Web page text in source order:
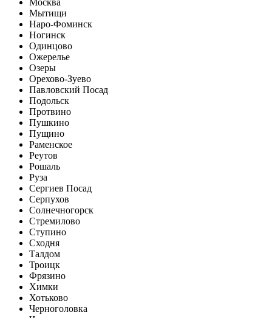
Мытищи
Наро-Фоминск
Ногинск
Одинцово
Ожерелье
Озеры
Орехово-Зуево
Павловский Посад
Подольск
Протвино
Пушкино
Пущино
Раменское
Реутов
Рошаль
Руза
Сергиев Посад
Серпухов
Солнечногорск
Стремилово
Ступино
Сходня
Талдом
Троицк
Фрязино
Химки
Хотьково
Черноголовка